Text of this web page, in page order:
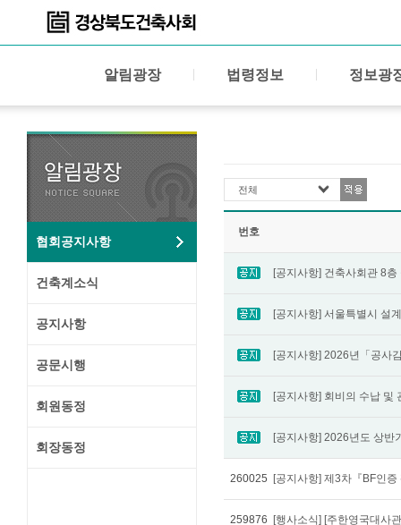
알림광장 법령정보 정보광
협회공지사항
건축계소식
공지사항
공문시행
회원동정
회장동정
전체
번호
[공지사항] 회비의 수납 및
260025 [공지사항] 제3차『BF인
259876 [행사소식] [주한영국대사